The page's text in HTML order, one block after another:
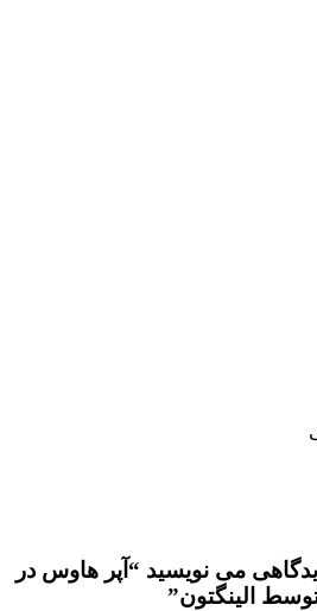
می نویسید “آپر هاوس در
الینگتون”